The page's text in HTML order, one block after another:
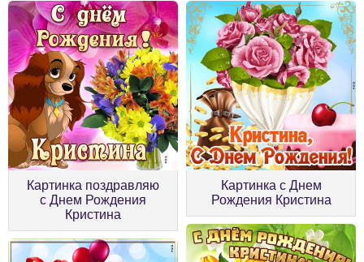
Картинка поздравляю
с Днем Рождения
Кристина
Картинка с Днем
Рождения Кристина